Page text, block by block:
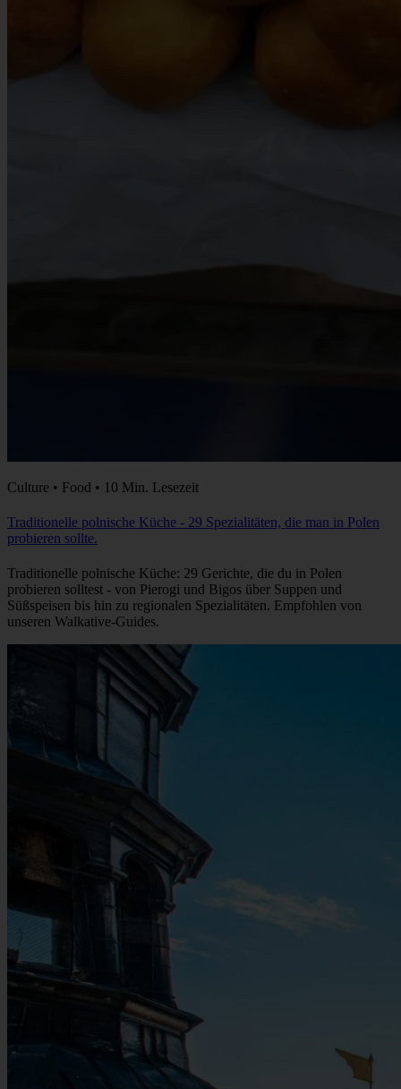
Culture • Food • 10 Min. Lesezeit
Traditionelle polnische Küche - 29 Spezialitäten, die man in Polen
probieren sollte.
Traditionelle polnische Küche: 29 Gerichte, die du in Polen
probieren solltest - von Pierogi und Bigos über Suppen und
Süßspeisen bis hin zu regionalen Spezialitäten. Empfohlen von
unseren Walkative-Guides.